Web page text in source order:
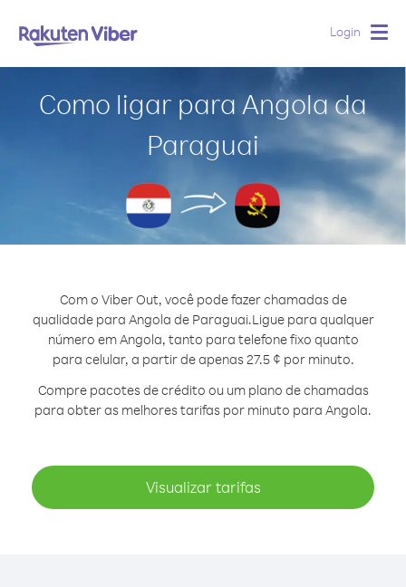
Login
Como ligar para Angola da
Paraguai
Com o Viber Out, você pode fazer chamadas de
qualidade para Angola de Paraguai.Ligue para qualquer
número em Angola, tanto para telefone fixo quanto
para celular, a partir de apenas 27.5 ¢ por minuto.
Compre pacotes de crédito ou um plano de chamadas
para obter as melhores tarifas por minuto para Angola.
Visualizar tarifas